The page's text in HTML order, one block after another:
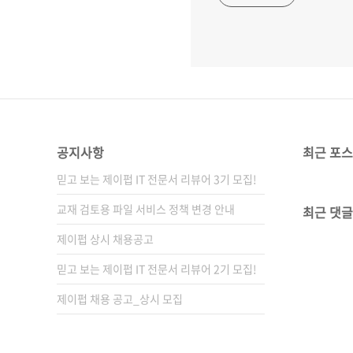
공지사항
믿고 보는 제이펍 IT 전문서 리뷰어 3기 모집!
교재 검토용 파일 서비스 정책 변경 안내
제이펍 상시 채용공고
믿고 보는 제이펍 IT 전문서 리뷰어 2기 모집!
제이펍 채용 공고_상시 모집
최근 포
최근 댓글